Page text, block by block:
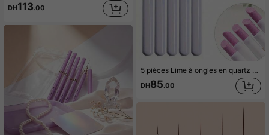
DH113.00
5 pièces Lime à ongles en quartz à tête unique et set de repoussoir de cuticules - Retrait de la peau morte, repoussoir de cuticules et polissoir à 45° pour ongles naturels, en gel et artificiels (blanc), fournitures pour ongles, outils pour ongles, outils pour nail art, rentrée scolaire, ongles, outils pour ongles à clipser
DH85.00